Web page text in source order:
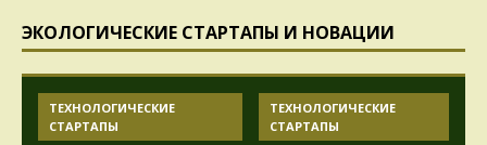
ЭКОЛОГИЧЕСКИЕ СТАРТАПЫ И НОВАЦИИ
ТЕХНОЛОГИЧЕСКИЕ
СТАРТАПЫ
ТЕХНОЛОГИЧЕСКИЕ
СТАРТАПЫ